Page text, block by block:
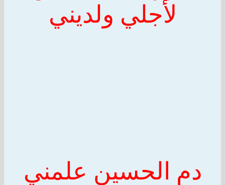
لأجلي ولديني
دم الحسين علمني